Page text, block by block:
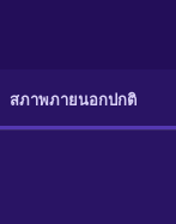
สภาพภายนอกปกติ